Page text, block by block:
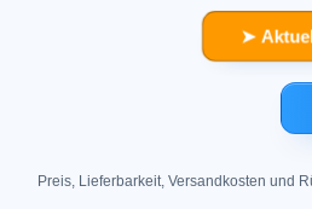
➤
Preis, Lieferbarkeit, Versandkosten und